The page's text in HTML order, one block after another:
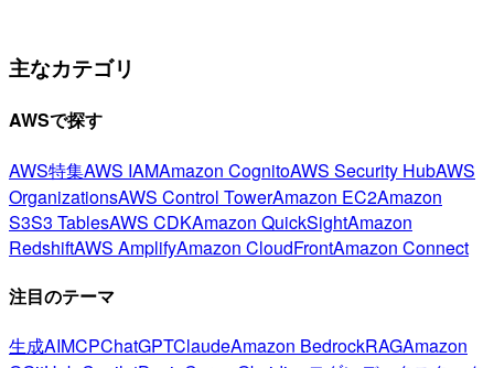
主なカテゴリ
AWSで探す
AWS特集AWS IAMAmazon CognitoAWS Security HubAWS
OrganizationsAWS Control TowerAmazon EC2Amazon
S3S3 TablesAWS CDKAmazon QuickSightAmazon
RedshiftAWS AmplifyAmazon CloudFrontAmazon Connect
注目のテーマ
生成AIMCPChatGPTClaudeAmazon BedrockRAGAmazon